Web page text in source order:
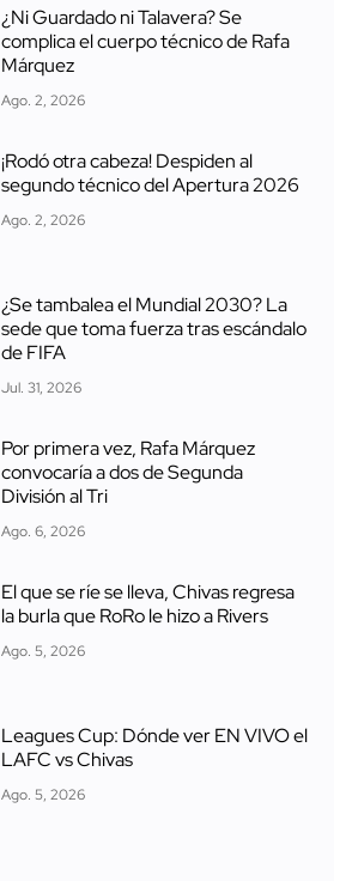
¿Ni Guardado ni Talavera? Se
complica el cuerpo técnico de Rafa
Márquez
Ago. 2, 2026
¡Rodó otra cabeza! Despiden al
segundo técnico del Apertura 2026
Ago. 2, 2026
¿Se tambalea el Mundial 2030? La
sede que toma fuerza tras escándalo
de FIFA
Jul. 31, 2026
Por primera vez, Rafa Márquez
convocaría a dos de Segunda
División al Tri
Ago. 6, 2026
El que se ríe se lleva, Chivas regresa
la burla que RoRo le hizo a Rivers
Ago. 5, 2026
Leagues Cup: Dónde ver EN VIVO el
LAFC vs Chivas
Ago. 5, 2026